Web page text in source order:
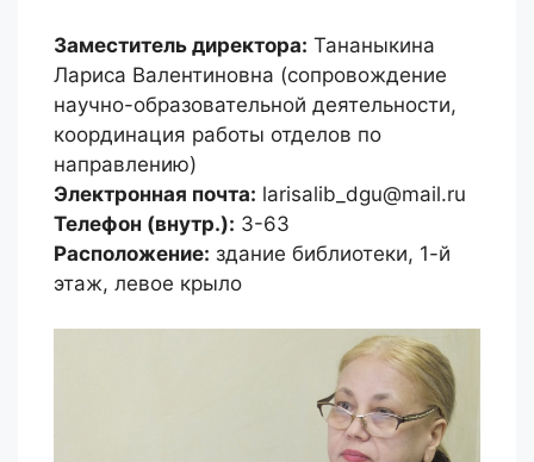
Заместитель директора: Тананыкина
Лариса Валентиновна (сопровождение
научно-образовательной деятельности,
координация работы отделов по
направлению)
Электронная почта: larisalib_dgu@mail.ru
Телефон (внутр.): 3-63
Расположение: здание библиотеки, 1-й
этаж, левое крыло